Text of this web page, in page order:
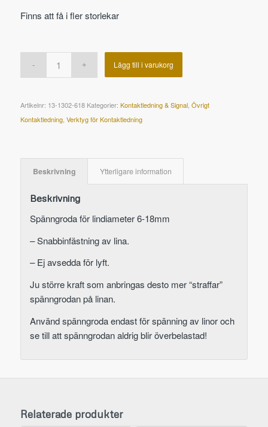
Finns att få i fler storlekar
Lägg till i varukorg
Artikelnr: 13-1302-618 Kategorier: Kontaktledning & Signal, Övrigt
Kontaktledning, Verktyg för Kontaktledning
Beskrivning Ytterligare information
Beskrivning
Spänngroda för lindiameter 6-18mm
– Snabbinfästning av lina.
– Ej avsedda för lyft.
Ju större kraft som anbringas desto mer “straffar”
spänngrodan på linan.
Använd spänngroda endast för spänning av linor och
se till att spänngrodan aldrig blir överbelastad!
Relaterade produkter